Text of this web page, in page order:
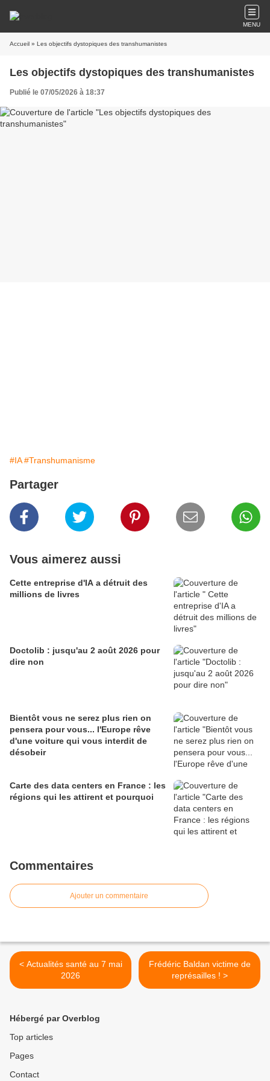
MENU
Accueil » Les objectifs dystopiques des transhumanistes
Les objectifs dystopiques des transhumanistes
Publié le 07/05/2026 à 18:37
#IA #Transhumanisme
Partager
Vous aimerez aussi
Cette entreprise d'IA a détruit des
millions de livres
Doctolib : jusqu'au 2 août 2026 pour
dire non
Bientôt vous ne serez plus rien on
pensera pour vous... l'Europe rêve
d'une voiture qui vous interdit de
désobeir
Carte des data centers en France : les
régions qui les attirent et pourquoi
Commentaires
Ajouter un commentaire
< Actualités santé au 7 mai
2026
Frédéric Baldan victime de
représailles ! >
Hébergé par Overblog
Top articles
Pages
Contact